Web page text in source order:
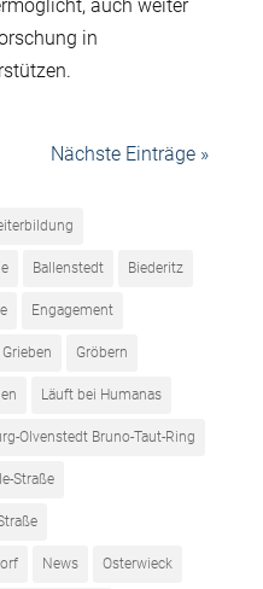
auch weiter
in
Nächste Einträge »
Ballenstedt Biederitz
Engagement
Grieben Gröbern
Läuft bei Humanas
Olvenstedt Bruno-Taut-Ring
Straße
News Osterwieck